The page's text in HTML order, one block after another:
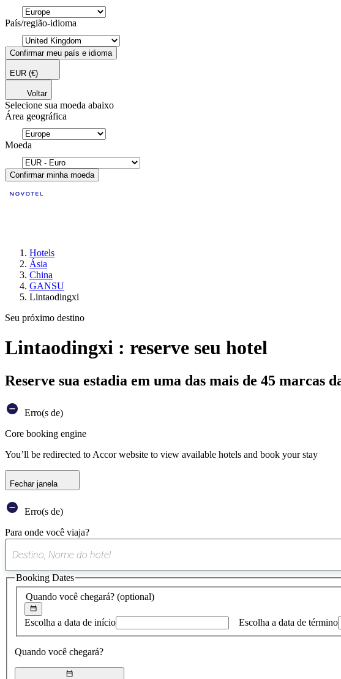
País/região-idioma
Confirmar meu país e idioma
EUR (€)
Voltar
Selecione sua moeda abaixo
Área geográfica
Moeda
Confirmar minha moeda
Hotels
Ásia
China
GANSU
Lintaodingxi
Seu próximo destino
Lintaodingxi : reserve seu hotel
Reserve sua estadia em uma das mais de 45 marcas
Erro(s de)
Core booking engine
You’ll be redirected to Accor website to view available hotels and book your stay
Fechar janela
Erro(s de)
Para onde você viaja?
Quando você chegará? (optional)
Escolha a data de início Escolha a data de término
Quando você chegará?
Booking Dates